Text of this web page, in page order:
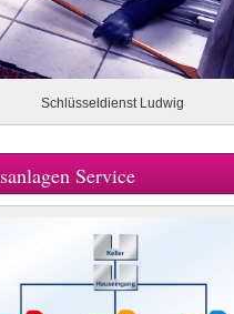
Schlüsseldienst Ludwig
Service